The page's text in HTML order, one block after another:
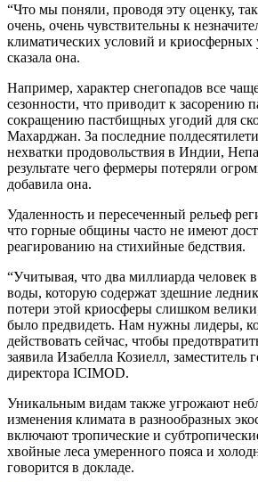
“Что мы поняли, проводя эту оценку,
очень, очень чувствительны к
климатических условий и криосферных
сказала она.
Например, характер снегопадов все
сезонности, что приводит к засорению
сокращению пастбищных угодий для
Махарджан. За последние
нехватки продовольствия в Индии,
результате чего фермеры потеряли
добавила она.
Удаленность и пересеченный рельеф
что горные общины часто не имеют
реагированию на стихийные бедствия.
“Учитывая, что два миллиарда человек
воды, которую содержат здешние
потери этой криосферы слишком
было предвидеть. Нам нужны лидеры,
действовать сейчас, чтобы
заявила Изабелла Козиелл, заместитель
директора ICIMOD.
Уникальным видам также угрожают
изменения климата в разнообразных
включают тропические и
хвойные леса умеренного пояса и
говорится в докладе.